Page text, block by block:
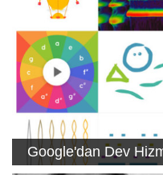
Google'dan Dev